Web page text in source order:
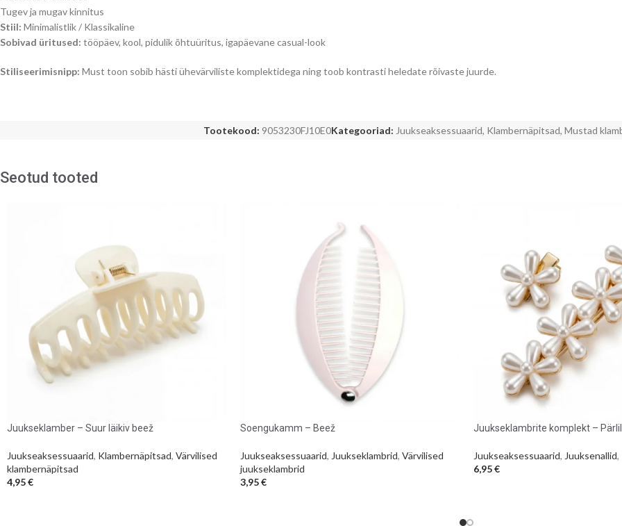
Tugev ja mugav kinnitus
Stiil: Minimalistlik / Klassikaline
Sobivad üritused: tööpäev, kool, pidulik õhtuüritus, igapäevane casual-look
Stiliseerimisnipp: Must toon sobib hästi ühevärviliste komplektidega ning toob kontrasti heledate rõivaste juurde.
Tootekood: 9053230FJ10E0Kategooriad: Juukseaksessuaarid, Klambernäpitsad, Mustad
Seotud tooted
Juukseklamber – Suur läikiv beež
Juukseaksessuaarid, Klambernäpitsad, Värvilised
klambernäpitsad
4,95€
Soengukamm – Beež
Juukseaksessuaarid, Juukseklambrid, Värvilised
juukseklambrid
3,95€
Juukseklambrite komplekt –
Juukseaksessuaarid, Juuksenallid,
6,95€